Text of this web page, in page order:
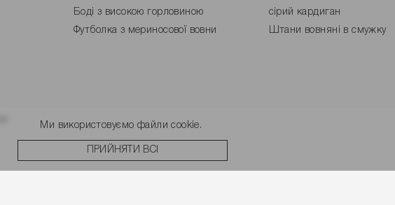
Боді з високою горловиною
сірий кардиган
Футболка з мериносової вовни
Штани вовняні в смужку
Ми використовуємо файли cookie.
ПРИЙНЯТИ ВСІ